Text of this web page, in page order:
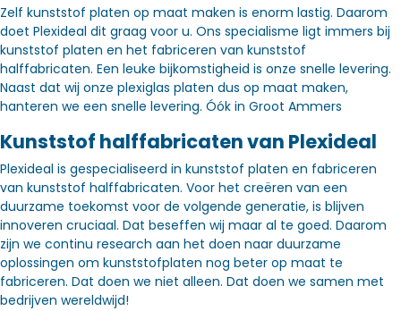
Zelf kunststof platen op maat maken is enorm lastig. Daarom
doet Plexideal dit graag voor u. Ons specialisme ligt immers bij
kunststof platen en het fabriceren van kunststof
halffabricaten. Een leuke bijkomstigheid is onze snelle levering.
Naast dat wij onze plexiglas platen dus op maat maken,
hanteren we een snelle levering. Óók in Groot Ammers
Kunststof halffabricaten van Plexideal
Plexideal is gespecialiseerd in kunststof platen en fabriceren
van kunststof halffabricaten. Voor het creëren van een
duurzame toekomst voor de volgende generatie, is blijven
innoveren cruciaal. Dat beseffen wij maar al te goed. Daarom
zijn we continu research aan het doen naar duurzame
oplossingen om kunststofplaten nog beter op maat te
fabriceren. Dat doen we niet alleen. Dat doen we samen met
bedrijven wereldwijd!